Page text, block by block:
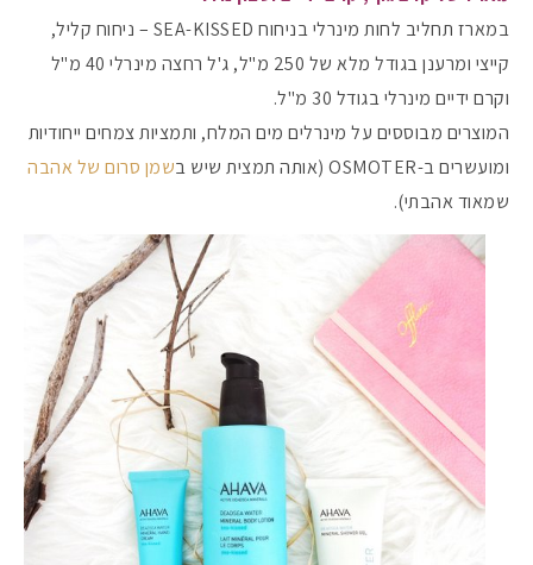
במארז תחליב לחות מינרלי בניחוח SEA-KISSED – ניחוח קליל,
קייצי ומרענן בגודל מלא של 250 מ"ל, ג'ל רחצה מינרלי 40 מ"ל
וקרם ידיים מינרלי בגודל 30 מ"ל.
המוצרים מבוססים על מינרלים מים המלח, ותמציות צמחים ייחודיות
ומועשרים ב-OSMOTER (אותה תמצית שיש ב
שמן סרום של אהבה
שמאוד אהבתי).